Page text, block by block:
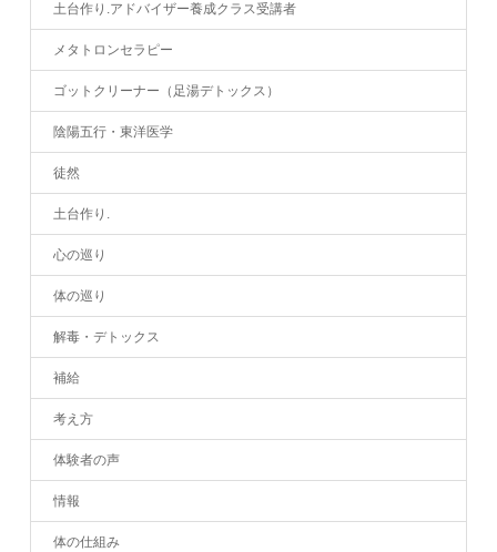
土台作り.アドバイザー養成クラス受講者
メタトロンセラピー
ゴットクリーナー（足湯デトックス）
陰陽五行・東洋医学
徒然
土台作り.
心の巡り
体の巡り
解毒・デトックス
補給
考え方
体験者の声
情報
体の仕組み